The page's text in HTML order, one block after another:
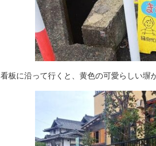
看板に沿って行くと、黄色の可愛らしい塀